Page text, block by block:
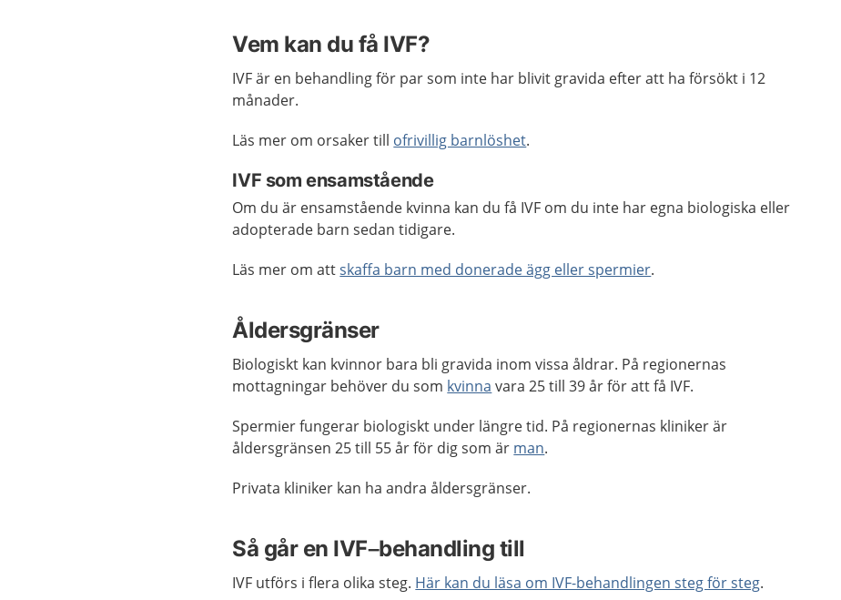
Vem kan du få IVF?
IVF är en behandling för par som inte har blivit gravida efter att ha försökt i 12
månader.
Läs mer om orsaker till ofrivillig barnlöshet.
IVF som ensamstående
Om du är ensamstående kvinna kan du få IVF om du inte har egna biologiska eller
adopterade barn sedan tidigare.
Läs mer om attskaffa barn med donerade ägg eller spermier.
Åldersgränser
Biologiskt kan kvinnor bara bli gravida inom vissa åldrar. På regionernas
mottagningar behöver du som kvinna vara 25 till 39 år för att få IVF.
Spermier fungerar biologiskt under längre tid. På regionernas kliniker är
åldersgränsen 25 till 55 år för dig som är man.
Privata kliniker kan ha andra åldersgränser.
Så går en IVF–behandling till
IVF utförs i flera olika steg. Här kan du läsa om IVF-behandlingen steg för steg.